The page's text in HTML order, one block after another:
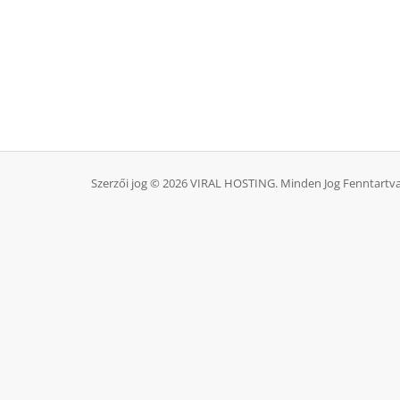
Szerzői jog © 2026 VIRAL HOSTING. Minden Jog